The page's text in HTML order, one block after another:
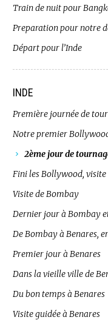
Train de nuit pour
Preparation pour notre
Départ pour l’Inde
INDE
Première journée de
Notre premier
2ème jour de
Fini les Bollywood,
Visite de Bombay
Dernier jour à Bombay
De Bombay à Benares,
Premier jour à Benares
Dans la vieille ville de
Du bon temps à Benares
Visite guidée à Benares